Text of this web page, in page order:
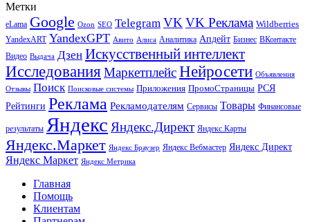
Метки
eLama Google Ozon SEO Telegram VK VK Реклама Wildberries
YandexART YandexGPT Авито Алиса Аналитика Апдейт Бизнес ВКонтакте
Видео Выдача Дзен Искусственный интеллект
Исследования МаркетплейсНейросети Объявления
Отзывы Поиск Поисковые системы Приложения ПромоСтраницы РСЯ
Рейтинги Реклама Рекламодателям Сервисы Товары Финансовые
результаты Яндекс Яндекс.Директ Яндекс.Карты
Яндекс.Маркет Яндекс Браузер Яндекс Вебмастер Яндекс Директ
Яндекс Маркет Яндекс Метрика
Главная
Помощь
Клиентам